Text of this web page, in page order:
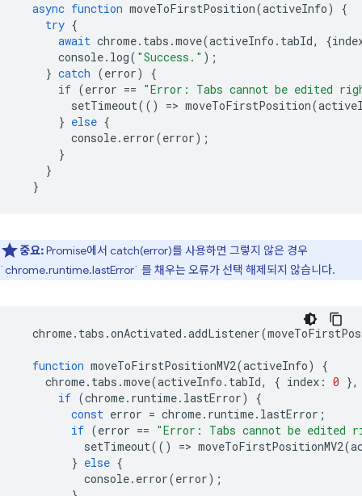
async function moveToFirstPosition(activeInfo)
{
try {
await chrome. tabs .move(activeInfo . tabId, {
console. log( "Success." );
} catch (error)
{
if (error == "Error: Tabs cannot be edited
setTimeout(() => moveToFirstPosition(
} else {
console. error(error);
}
}
}
중요:Promise에서 catch(error)를 사용하면 그렇지 않은 경우
`chrome.runtime.lastError` 를 채우는 오류가 선택 해제되지 않습니다.
chrome. tabs .onActivated .addListener(
function moveToFirstPositionMV2(activeInfo)
{
chrome. tabs .move(activeInfo . tabId, { index : 0 },
if (chrome. runtime. lastError)
{
const error = chrome. runtime. lastError ;
if (error == "Error: Tabs cannot be edited
setTimeout(() => moveToFirstPositionMV2(
} else {
console. error(error);